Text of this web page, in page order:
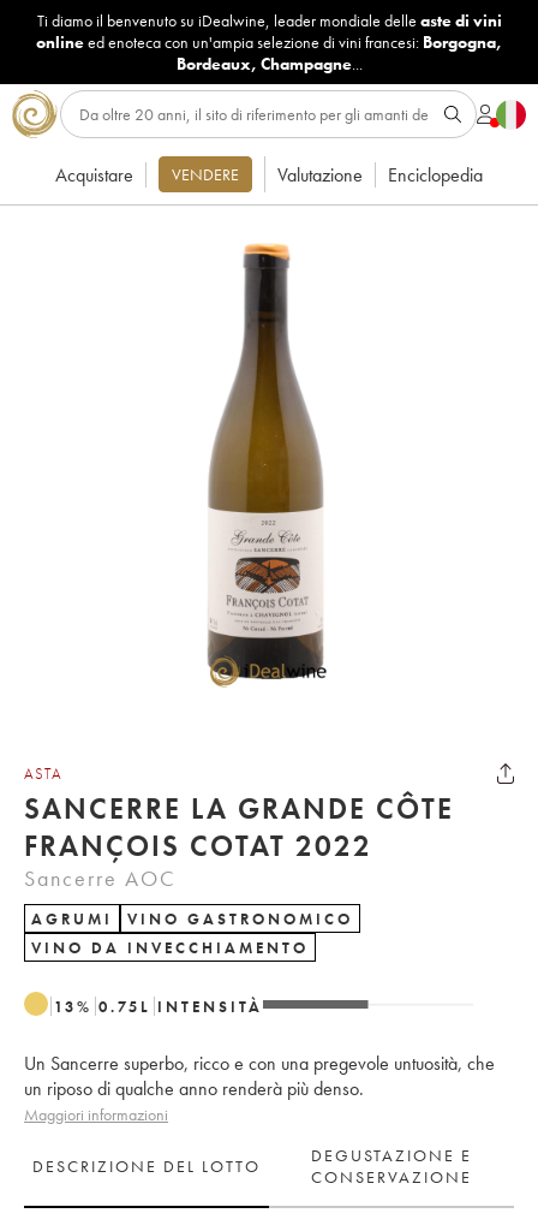
Ti diamo il benvenuto su iDealwine, leader mondiale delle aste di vini
onlineed enoteca con un'ampia selezione di vini francesi: Borgogna,
Bordeaux, Champagne...
Acquistare VENDERE Valutazione Enciclopedia
ASTA
SANCERRE LA GRANDE CÔTE
FRANÇOIS COTAT 2022
Sancerre AOC
AGRUMI
VINO GASTRONOMICO
VINO DA INVECCHIAMENTO
13% 0.75 L INTENSITÀ
Un Sancerre superbo, ricco e con una pregevole untuosità, che
un riposo di qualche anno renderà più denso.
Maggiori informazioni
DESCRIZIONE DEL LOTTO
DEGUSTAZIONE E
CONSERVAZIONE